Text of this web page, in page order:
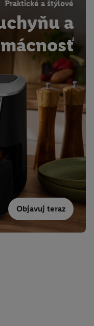
Praktické a štýlové
a
Objavuj teraz